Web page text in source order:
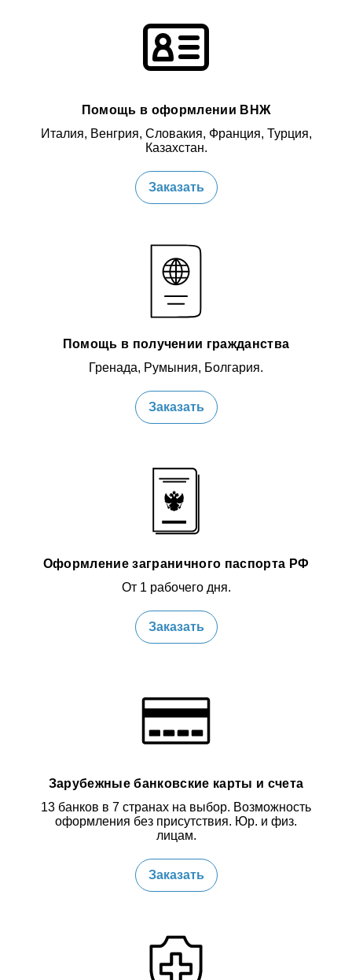
Помощь в оформлении ВНЖ
Италия, Венгрия, Словакия, Франция, Турция,
Казахстан.
Заказать
Помощь в получении гражданства
Гренада, Румыния, Болгария.
Заказать
Оформление заграничного паспорта РФ
От 1 рабочего дня.
Заказать
Зарубежные банковские карты и счета
13 банков в 7 странах на выбор. Возможность
оформления без присутствия. Юр. и физ.
лицам.
Заказать